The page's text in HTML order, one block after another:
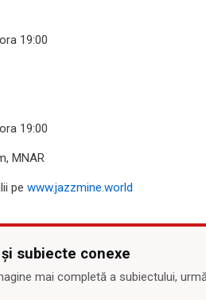
19:00
19:00
MNAR
pe www.jazzmine.world
subiecte conexe
mai completă a subiectului,